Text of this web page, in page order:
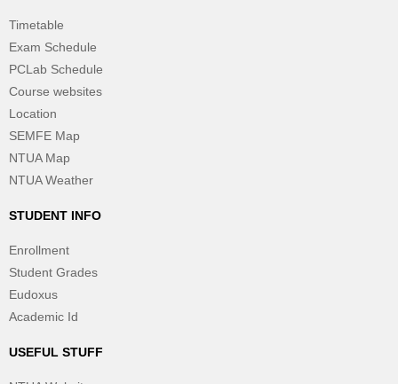
Timetable
Exam Schedule
PCLab Schedule
Course websites
Location
SEMFE Map
NTUA Map
NTUA Weather
STUDENT INFO
Enrollment
Student Grades
Eudoxus
Academic Id
USEFUL STUFF